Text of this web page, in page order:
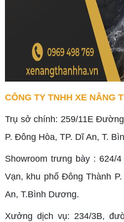
CÔNG TY TNHH XE NÂNG
Trụ sở chính: 259/11E
P. Đông Hòa, TP. Dĩ An, T.
Showroom trưng bày : 624/
Vạn, khu phố Đông Thành
An, T.Bình Dương.
Xưởng dịch vụ: 234/3B,